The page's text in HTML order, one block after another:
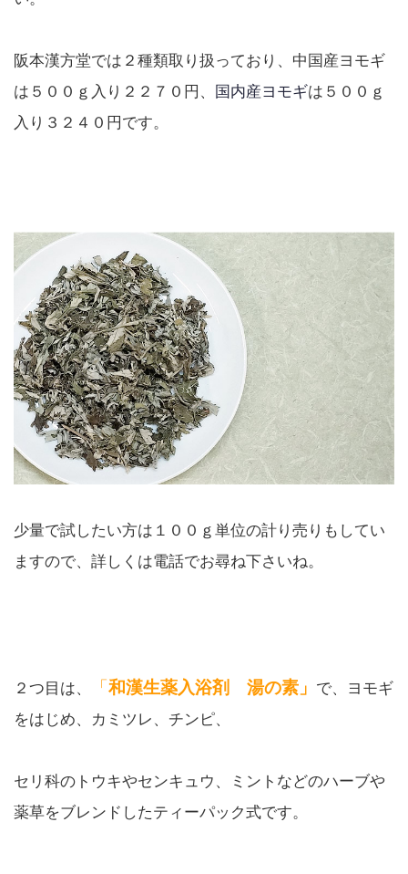
阪本漢方堂では２種類取り扱っており、中国産ヨモギ
は５００ｇ入り２２７０円、
国内産ヨモギは５００ｇ
入り３２４０円です。
少量で試したい方は１００ｇ単位の計り売りもしてい
ますので、詳しくは電話でお尋ね下さいね。
２つ目は、 「和漢生薬入浴剤 湯の素」 で、ヨモギ
をはじめ、カミツレ、チンピ、
セリ科のトウキやセンキュウ、ミントなどのハーブや
薬草をブレンドしたティーパック式です。